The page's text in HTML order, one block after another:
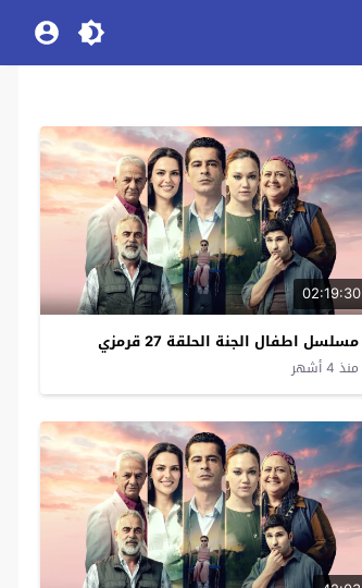
02:19:30
مسلسل اطفال الجنة الحلقة 27 قرمزي
منذ 4 أشهر